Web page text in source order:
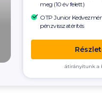
meg (10 év felett)
OTP Junior
pénzvisszatérítés
átirányítunk a